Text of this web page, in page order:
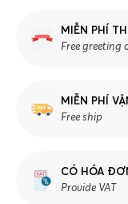
MIỄN PHÍ
Free greeting
MIỄN PHÍ
Free ship
CÓ HÓA
Provide VAT